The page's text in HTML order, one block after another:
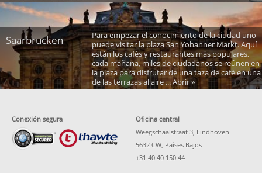
Saarbrucken
Para empezar el conocimiento de la ciudad uno
puede visitar la plaza San Yohanner Markt. Aquí
están los cafés y restaurantes más populares,
cada mañana, miles de ciudadanos se reúnen en
la plaza para disfrutar de una taza de café en una
de las terrazas al aire ... Abrir »
Conexión segura
Oficina central
Weegschaalstraat 3, Eindhoven
5632 CW, Países Bajos
+31 40 40 150 44